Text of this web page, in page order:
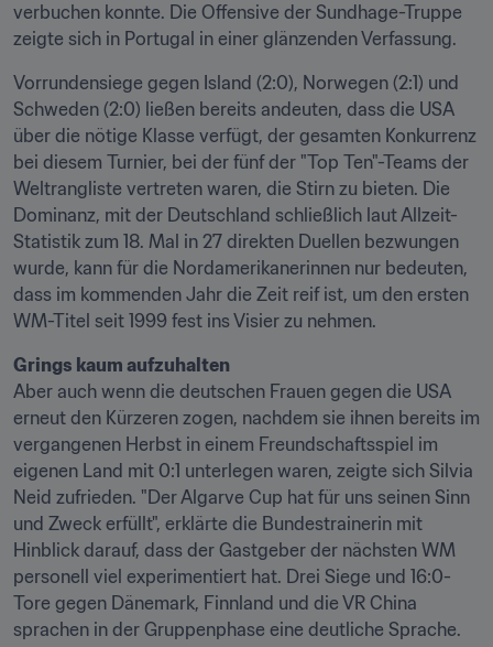
verbuchen konnte. Die Offensive der Sundhage-Truppe
zeigte sich in Portugal in einer glänzenden Verfassung.
Vorrundensiege gegen Island (2:0), Norwegen (2:1) und
Schweden (2:0) ließen bereits andeuten, dass die USA
über die nötige Klasse verfügt, der gesamten Konkurrenz
bei diesem Turnier, bei der fünf der "Top Ten"-Teams der
Weltrangliste vertreten waren, die Stirn zu bieten. Die
Dominanz, mit der Deutschland schließlich laut Allzeit-
Statistik zum 18. Mal in 27 direkten Duellen bezwungen
wurde, kann für die Nordamerikanerinnen nur bedeuten,
dass im kommenden Jahr die Zeit reif ist, um den ersten
WM-Titel seit 1999 fest ins Visier zu nehmen.
Grings kaum aufzuhalten
Aber auch wenn die deutschen Frauen gegen die USA
erneut den Kürzeren zogen, nachdem sie ihnen bereits im
vergangenen Herbst in einem Freundschaftsspiel im
eigenen Land mit 0:1 unterlegen waren, zeigte sich Silvia
Neid zufrieden. "Der Algarve Cup hat für uns seinen Sinn
und Zweck erfüllt", erklärte die Bundestrainerin mit
Hinblick darauf, dass der Gastgeber der nächsten WM
personell viel experimentiert hat. Drei Siege und 16:0-
Tore gegen Dänemark, Finnland und die VR China
sprachen in der Gruppenphase eine deutliche Sprache.